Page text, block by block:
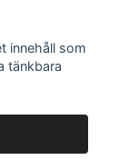
innehåll som
tänkbara